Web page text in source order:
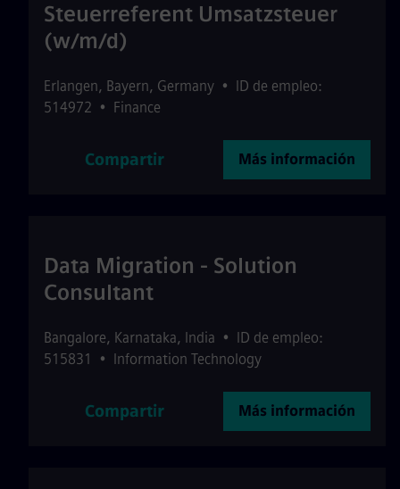
Steuerreferent Umsatzsteuer
(w/m/d)
Erlangen, Bayern, Germany • ID de empleo:
514972 • Finance
Compartir Más información
Data Migration - Solution
Consultant
Bangalore, Karnataka, India • ID de empleo:
515831
• Information Technology
Compartir Más información